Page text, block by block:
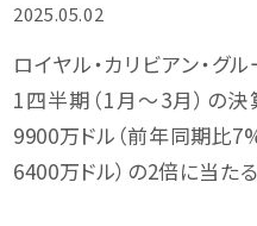
2025.05.02
ロイヤル・カリビアン・グ
1四半期（1月〜3月）の
9900万ドル（前年同期比
6400万ドル）の2倍に当た